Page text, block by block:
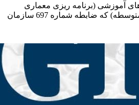
(برنامه ریزی معماری
همسان مدارس ابتدایی و متوسطه) که ضابطه شماره 697 سازمان